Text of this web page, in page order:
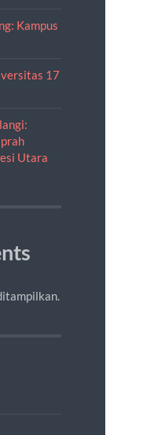
Kampus
17
Utara